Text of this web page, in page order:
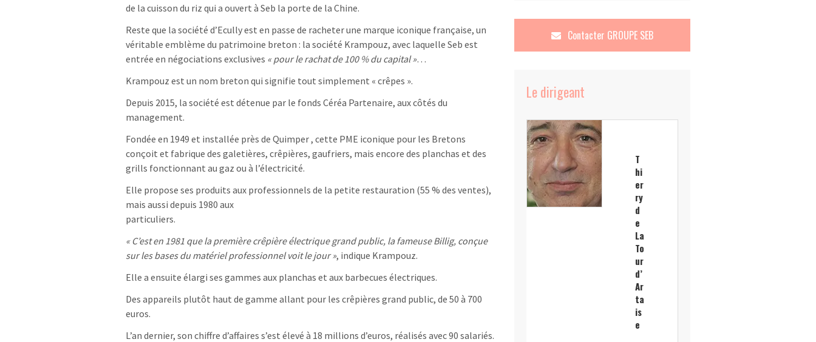
de la cuisson du riz qui a ouvert à Seb la porte de la Chine.
Reste que la société d’Ecully est en passe de racheter une marque iconique française, un
véritable emblème du patrimoine breton : la société Krampouz, avec laquelle Seb est
entrée en négociations exclusives « pour le rachat de 100 % du capital »…
Krampouz est un nom breton qui signifie tout simplement « crêpes ».
Depuis 2015, la société est détenue par le fonds Céréa Partenaire, aux côtés du
management.
Fondée en 1949 et installée près de Quimper , cette PME iconique pour les Bretons
conçoit et fabrique des galetières, crêpières, gaufriers, mais encore des planchas et des
grills fonctionnant au gaz ou à l’électricité.
Elle propose ses produits aux professionnels de la petite restauration (55 % des ventes),
mais aussi depuis 1980 aux
particuliers.
« C’est en 1981 que la première crêpière électrique grand public, la fameuse Billig, conçue
sur les bases du matériel professionnel voit le jour », indique Krampouz.
Elle a ensuite élargi ses gammes aux planchas et aux barbecues électriques.
Des appareils plutôt haut de gamme allant pour les crêpières grand public, de 50 à 700
euros.
L’an dernier, son chiffre d’affaires s’est élevé à 18 millions d’euros, réalisés avec 90 salariés.
Contacter GROUPE SEB
Le dirigeant
T
hi
er
ry
d
e
La
To
ur
d’
Ar
ta
is
e